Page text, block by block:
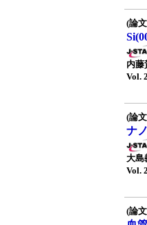
(論
内藤
Vol.
(論
ナ
大島
Vol.
(論